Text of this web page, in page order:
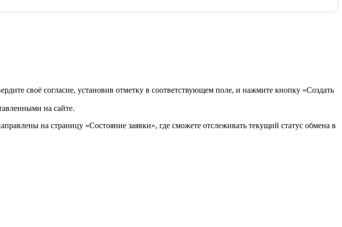
своё согласие, установив отметку в соответствующем поле, и нажмите кнопку «Создать
на сайте.
на страницу «Состояние заявки», где сможете отслеживать текущий статус обмена в